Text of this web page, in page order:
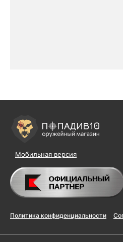
Мобильная версия
Политика конфиденциальности